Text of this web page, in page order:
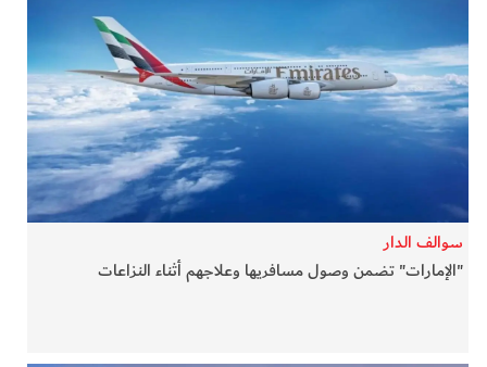
سوالف الدار
"الإمارات" تضمن وصول مسافريها وعلاجهم أثناء النزاعات